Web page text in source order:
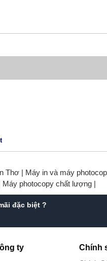
Thơ | Máy in và máy
Máy photocopy chất lượng |
đặc biệt ?
ty Chính